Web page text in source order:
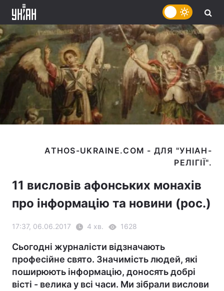
ATHOS-UKRAINE.COM - ДЛЯ "УНІАН-
11 висловів афонських монахів
про інформацію та новини (рос.)
17:37, 06.06.2017 4 хв. 1628
Сьогодні журналісти відзначають
професійне свято. Значимість людей, які
поширюють інформацію, доносять добрі
вісті - велика у всі часи. Ми зібрали вислови